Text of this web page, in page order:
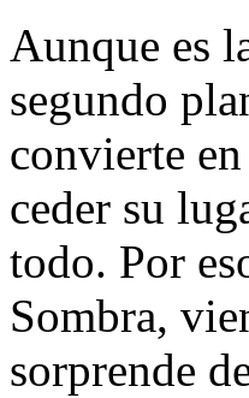
Aunque es
segundo
convierte
ceder su
todo. Por
Sombra,
sorprende